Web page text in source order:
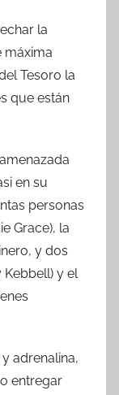
la
máxima
Tesoro la
que están
en su
personas
Grace), la
y dos
y el
adrenalina,
entregar